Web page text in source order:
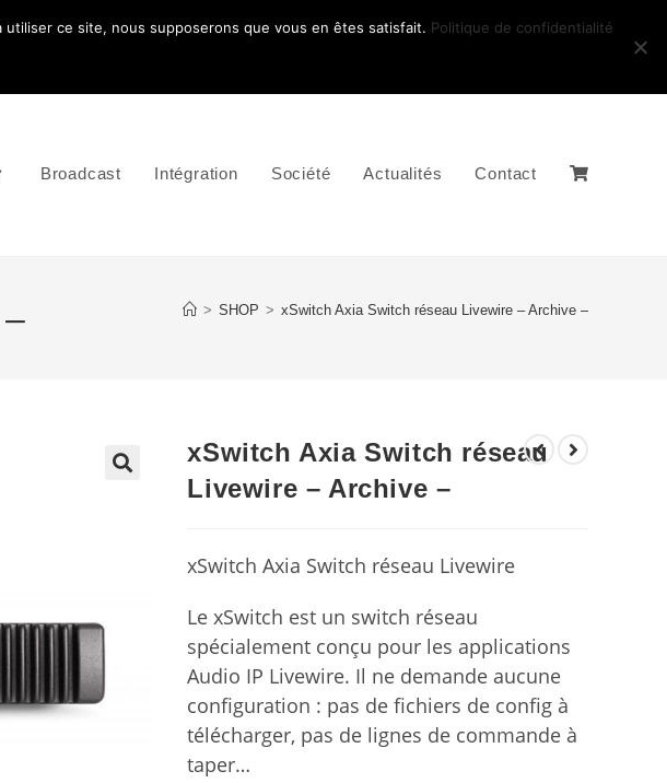
35
Broadcast Intégration Société Actualités Contact
> SHOP > xSwitch Axia Switch réseau Livewire – Archive –
xSwitch Axia Switch réseau
Livewire – Archive –
xSwitch Axia Switch réseau Livewire
Le xSwitch est un switch réseau
spécialement conçu pour les applications
Audio IP Livewire. Il ne demande aucune
configuration : pas de fichiers de config à
télécharger, pas de lignes de commande à
taper…
ce site, nous supposerons que vous en êtes satisfait. Politique de confidentialité